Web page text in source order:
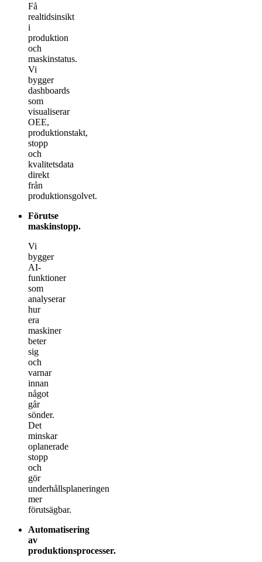
Få
realtidsinsikt
i
produktion
och
maskinstatus.
Vi
bygger
dashboards
som
visualiserar
OEE,
produktionstakt,
stopp
och
kvalitetsdata
direkt
från
produktionsgolvet.
Förutse
maskinstopp.
Vi
bygger
AI-
funktioner
som
analyserar
hur
era
maskiner
beter
sig
och
varnar
innan
något
går
sönder.
Det
minskar
oplanerade
stopp
och
gör
underhållsplaneringen
mer
förutsägbar.
Automatisering
av
produktionsprocesser.